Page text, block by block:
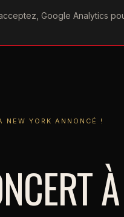
Google Analytics
DISCOGRAPHIE
NEW YORK ANNONCÉ !